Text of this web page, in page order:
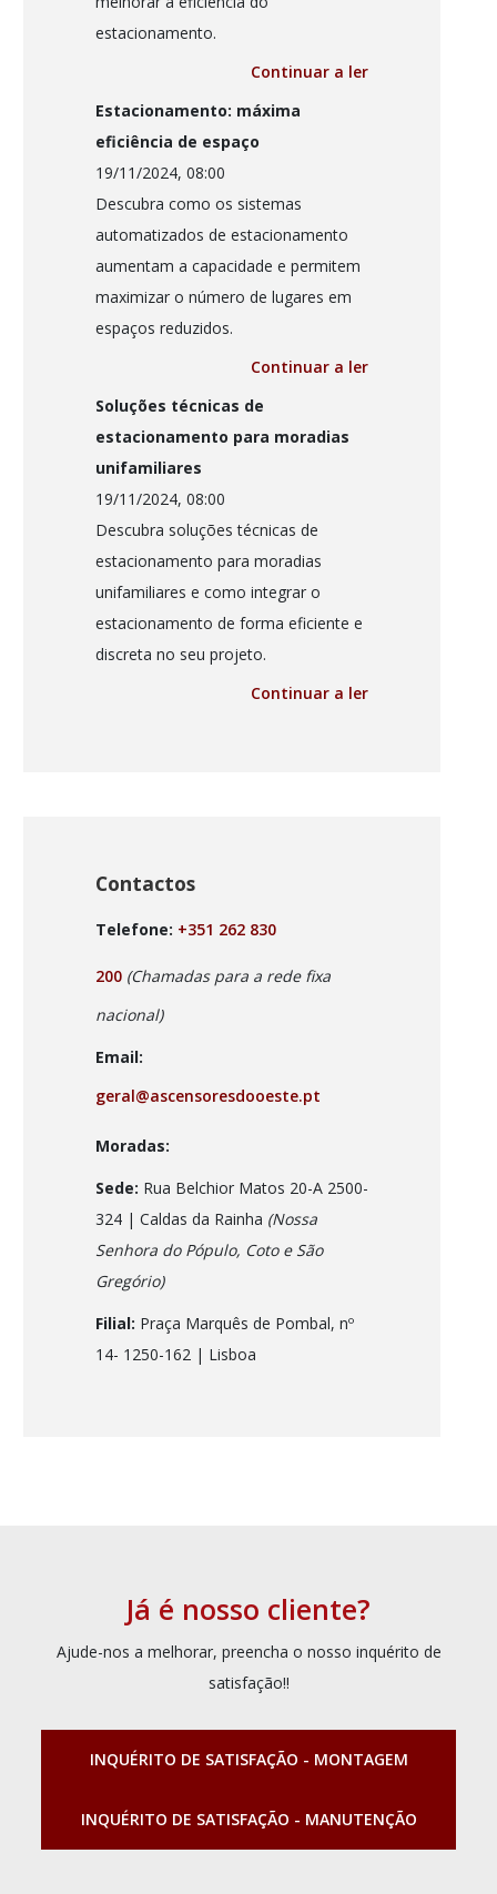
estacionamento.
Continuar a ler
Estacionamento: máxima
eficiência de espaço
19/11/2024, 08:00
Descubra como os sistemas
automatizados de estacionamento
aumentam a capacidade e permitem
maximizar o número de lugares em
espaços reduzidos.
Continuar a ler
Soluções técnicas de
estacionamento para moradias
unifamiliares
19/11/2024, 08:00
Descubra soluções técnicas de
estacionamento para moradias
unifamiliares e como integrar o
estacionamento de forma eficiente e
discreta no seu projeto.
Continuar a ler
Contactos
Telefone: +351 262 830
200 (Chamadas para a rede fixa
nacional)
Email:
geral@ascensoresdooeste.pt
Moradas:
Sede: Rua Belchior Matos 20-A 2500-
324 | Caldas da Rainha (Nossa
Senhora do Pópulo, Coto e São
Gregório)
Filial: Praça Marquês de Pombal, nº
14- 1250-162 | Lisboa
Já é nosso cliente?
Ajude-nos a melhorar, preencha o nosso inquérito de
satisfação!!
INQUÉRITO DE SATISFAÇÃO - MONTAGEM
INQUÉRITO DE SATISFAÇÃO - MANUTENÇÃO